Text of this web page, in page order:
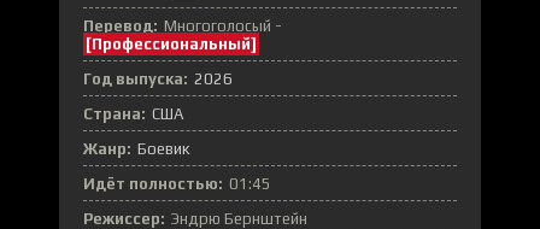
Перевод: Многоголосый -
[Профессиональный]
Год выпуска: 2026
Страна: США
Жанр: Боевик
Идёт полностью: 01:45
Режиссер: Эндрю Бернштейн